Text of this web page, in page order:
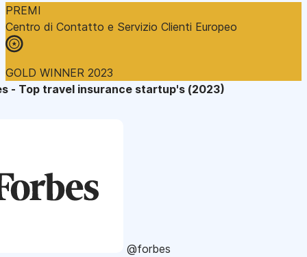
PREMI
Centro di Contatto e Servizio Clienti Europeo
GOLD WINNER 2023
- Top travel insurance startup's (2023)
@forbes